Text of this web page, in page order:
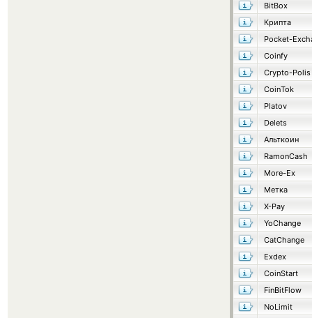
BitBox
Крипта
Pocket-
Coinfy
Crypto-Polis
CoinTok
Platov
Delets
Альткоин
RamonCash
More-Ex
Метка
X-Pay
YoChange
CatChange
Exdex
CoinStart
FinBitFlow
NoLimit